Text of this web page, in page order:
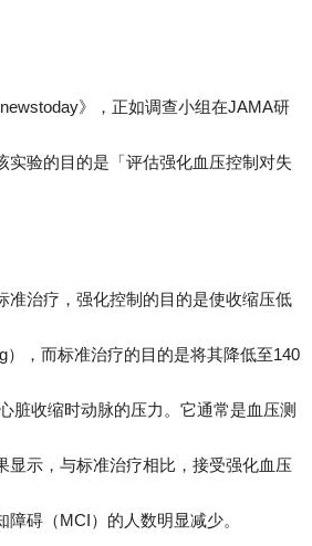
》，正如调查小组在JAMA研
实验的目的是「评估强化血压控制对失
准治疗，强化控制的目的是使收缩压低
），而标准治疗的目的是将其降低至140
脏收缩时动脉的压力。它通常是血压测
显示，与标准治疗相比，接受强化血压
碍（MCI）的人数明显减少。